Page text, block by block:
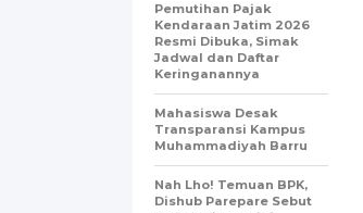
Pemutihan Pajak
Kendaraan Jatim 2026
Resmi Dibuka, Simak
Jadwal dan Daftar
Keringanannya
Mahasiswa Desak
Transparansi Kampus
Muhammadiyah Barru
Nah Lho! Temuan BPK,
Dishub Parepare Sebut